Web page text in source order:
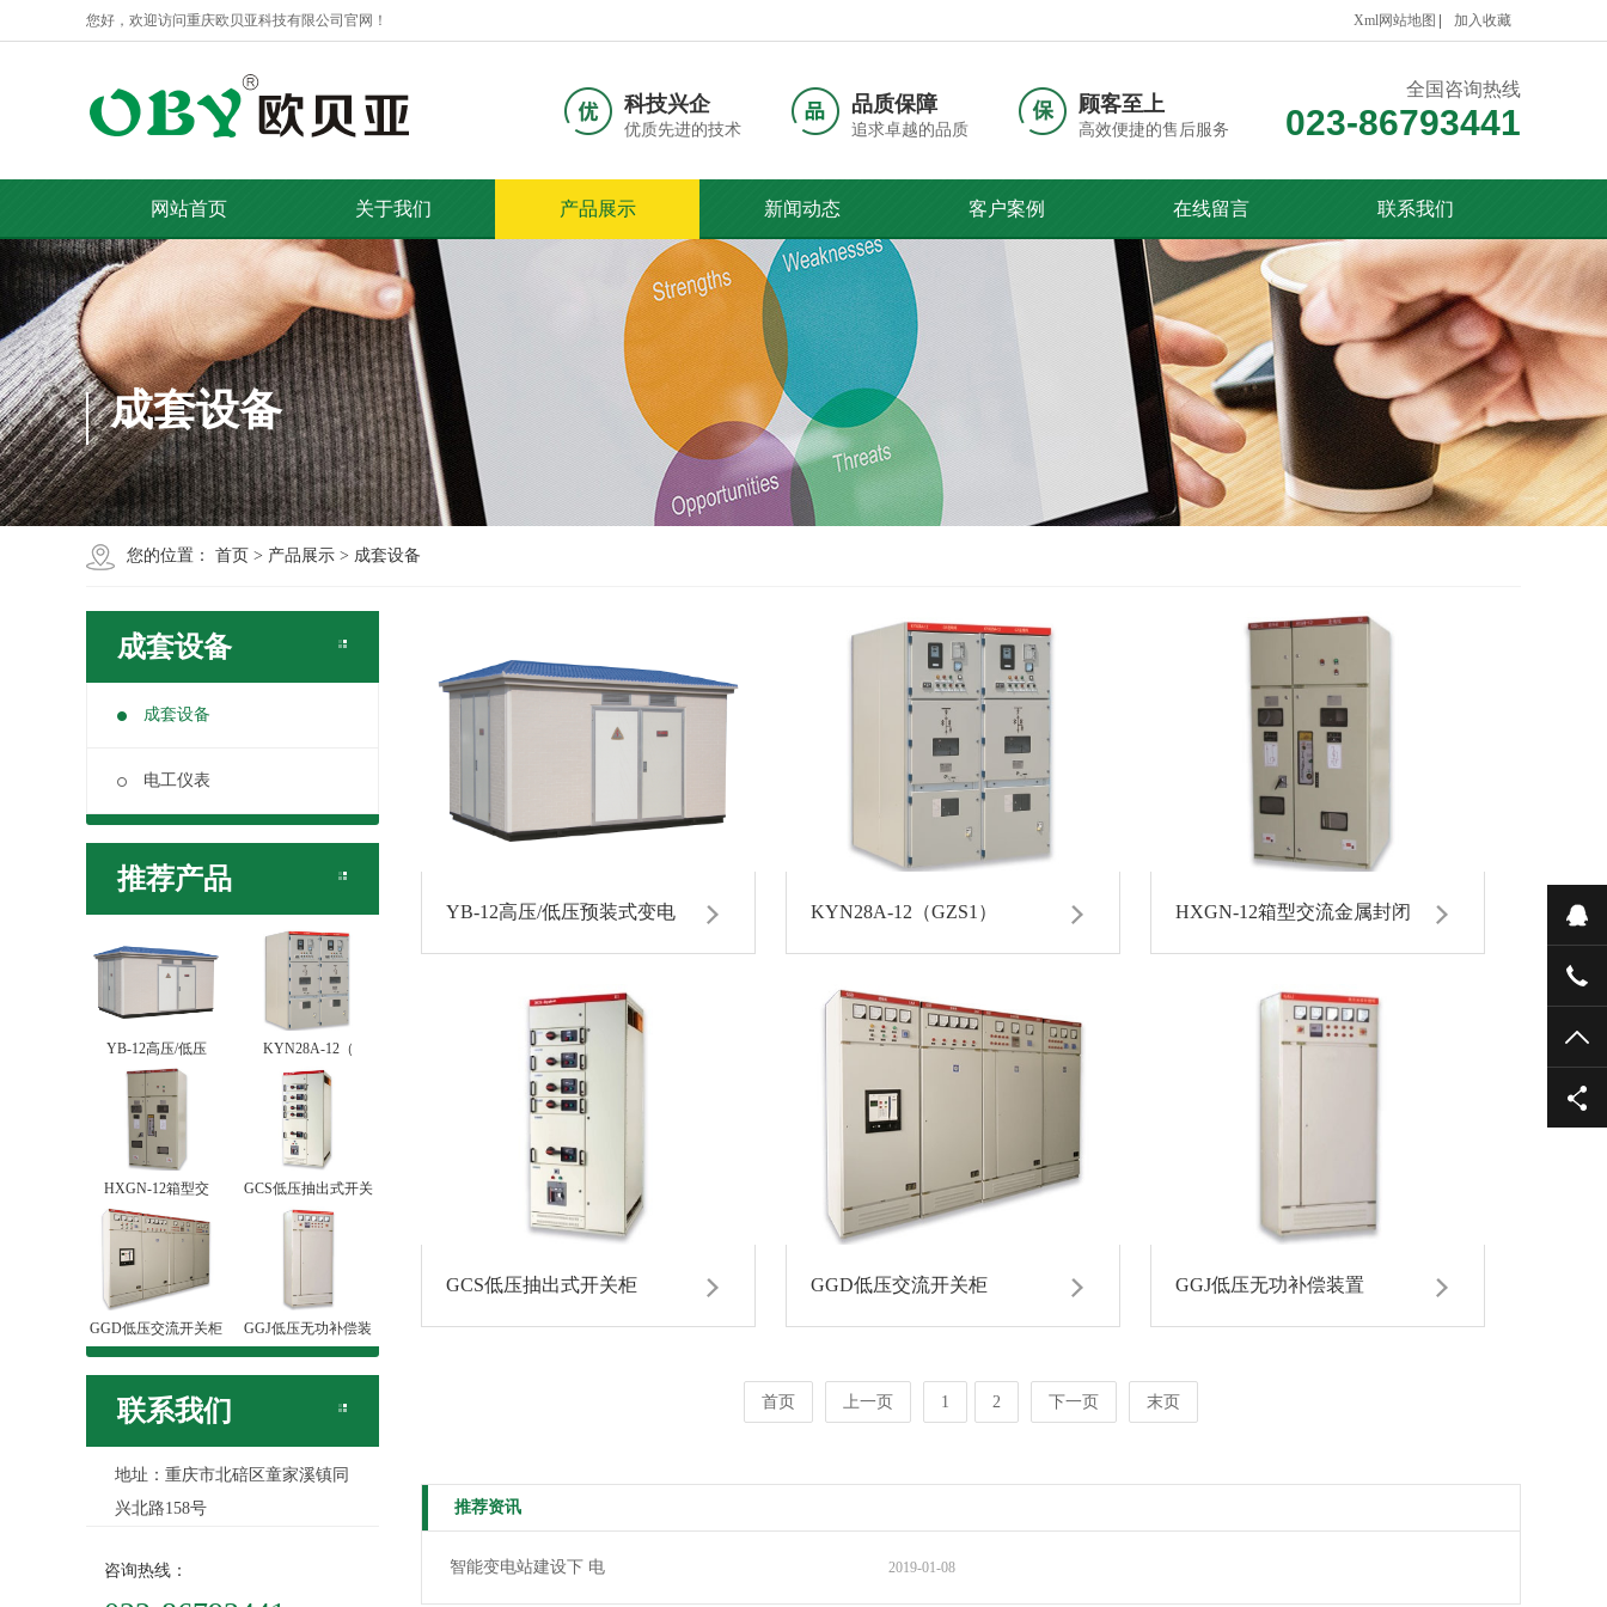
Xml网站地图 加入收藏
您好，欢迎访问重庆欧贝亚科技有限公司官网！
科技兴企
优质先进的技术
品质保障
追求卓越的品质
顾客至上
高效便捷的售后服务
全国咨询热线
023-86793441
网站首页 关于我们 产品展示 新闻动态 客户案例 在线留言 联系我们
成套设备
您的位置： 首页 > 产品展示 > 成套设备
成套设备
成套设备
电工仪表
推荐产品
YB-12高压/低压 KYN28A-12（
HXGN-12箱型交 GCS低压抽出式开关
GGD低压交流开关柜 GGJ低压无功补偿装
联系我们
地址：重庆市北碚区童家溪镇同
兴北路158号
咨询热线：
YB-12高压/低压预装式变电 KYN28A-12（GZS1） HXGN-12箱型交流金属封闭
GCS低压抽出式开关柜 GGD低压交流开关柜 GGJ低压无功补偿装置
首页 上一页 1 2 下一页 末页
推荐资讯
2019-01-08
智能变电站建设下 电
在